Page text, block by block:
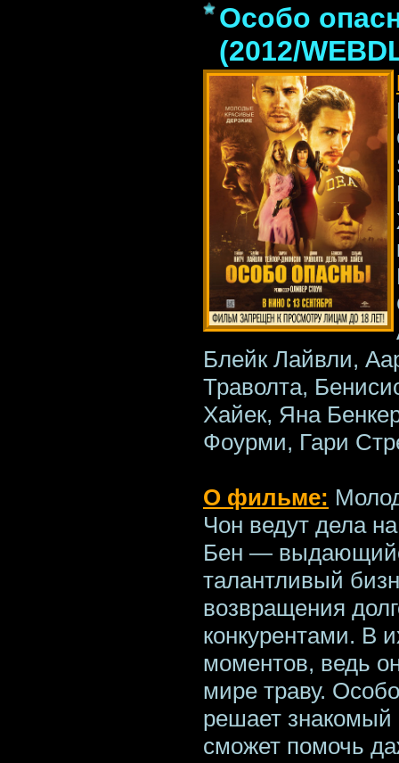
Особо
(2012/
Блейк Лайвли,
Траволта,
Хайек, Яна
Фоурми, Гари
О фильме:
Чон ведут дела
Бен —
талантливый
возвращения
конкурентами. В
моментов, ведь
мире траву.
решает знакомый
сможет помочь